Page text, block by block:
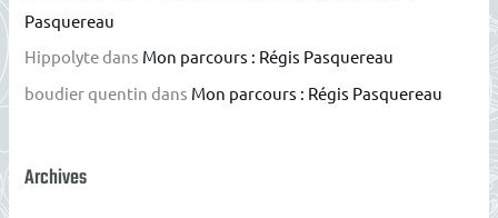
Pasquereau
Hippolytedans Mon parcours : Régis Pasquereau
boudier quentin dans Mon parcours : Régis Pasquereau
Archives